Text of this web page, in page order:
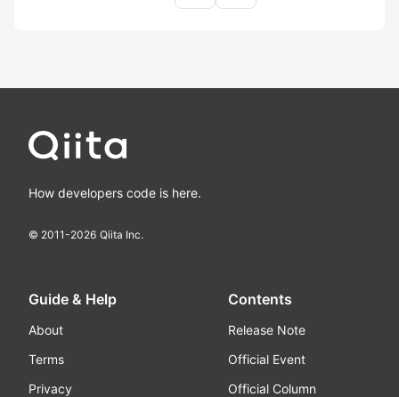
How developers code is here.
© 2011-2026 Qiita Inc.
Guide & Help
About
Terms
Privacy
Contents
Release Note
Official Event
Official Column